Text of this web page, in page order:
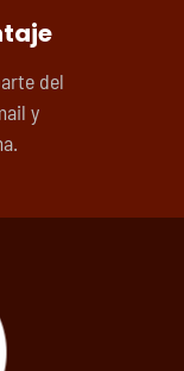
del
y